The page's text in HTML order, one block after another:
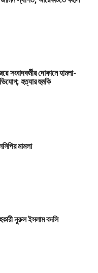
সংবাদকর্মীর দোকানে হামলা-
হত্যার হুমকি
মামলা
নুরুল ইসলাম বদলি